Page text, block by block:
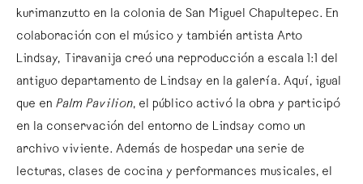
kurimanzutto en la colonia de San Miguel Chapultepec. En
colaboración con el músico y también artista Arto
Lindsay, Tiravanija creó una reproducción a escala 1:1 del
antiguo departamento de Lindsay en la galería. Aquí, igual
que en Palm Pavilion, el público activó la obra y participó
en la conservación del entorno de Lindsay como un
archivo viviente. Además de hospedar una serie de
lecturas, clases de cocina y performances musicales, el